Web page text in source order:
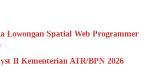
Lowongan Spatial Web Programmer
II Kementerian ATR/BPN 2026